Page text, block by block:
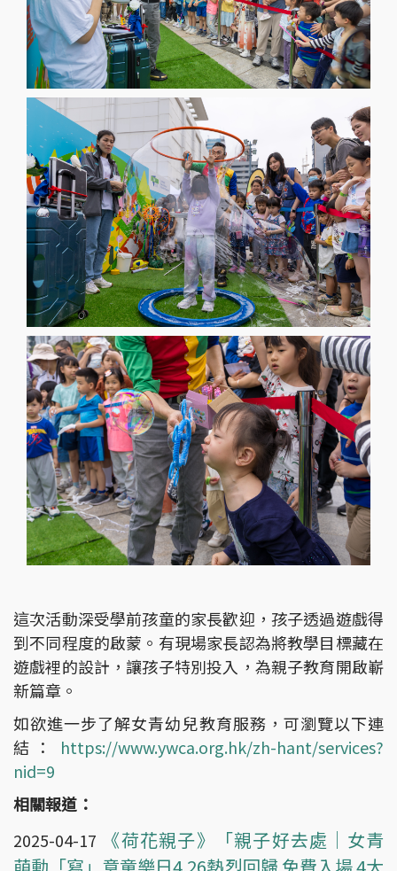
這次活動深受學前孩童的家長歡迎，孩子透過遊戲得
到不同程度的啟蒙。有現場家長認為將教學目標藏在
遊戲裡的設計，讓孩子特別投入，為親子教育開啟嶄
新篇章。
如欲進一步了解女青幼兒教育服務，可瀏覽以下連
結：
https://www.ywca.org.hk/zh-hant/services?
nid=9
相關報道：
2025-04-17
《荷花親子》「親子好去處｜女青
萌動「寫」意童樂日4.26熱烈回歸 免費入場 4大